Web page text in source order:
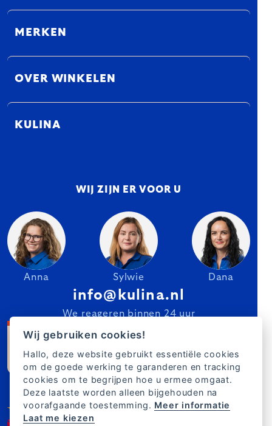
MERKEN
OVER WINKELEN
KULINA
WIJ ZIJN ER VOOR U
Anna Sylwie Dana
info@kulina.nl
We reageren binnen 24 uur
Wij gebruiken cookies!
Hallo, deze website gebruikt essentiële cookies
om de goede werking te garanderen en tracking
cookies om te begrijpen hoe u ermee omgaat.
Deze laatste worden alleen bijgehouden na
voorafgaande toestemming. Meer informatie
Laat me kiezen